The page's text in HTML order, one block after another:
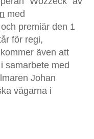
med
premiär den 1
för regi,
även att
samarbete med
Johan
vägarna i